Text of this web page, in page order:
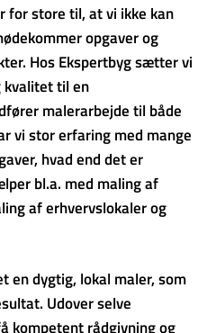
for store til, at vi ikke kan
opgaver og
Hos Ekspertbyg sætter vi
kvalitet til en
malerarbejde til både
vi stor erfaring med mange
hvad end det er
bl.a. med maling af
af erhvervslokaler og
en dygtig, lokal maler, som
Udover selve
kompetent rådgivning og